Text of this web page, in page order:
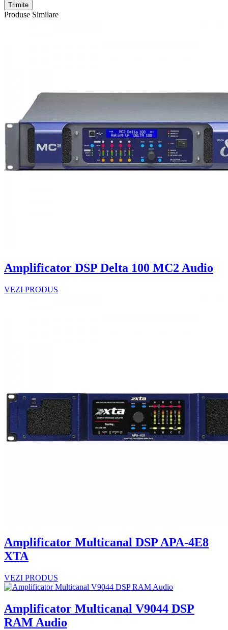
Trimite
Produse Similare
Amplificator DSP Delta 100 MC2 Audio
VEZI PRODUS
Amplificator Multicanal DSP APA-4E8
XTA
VEZI PRODUS
Amplificator Multicanal V9044 DSP
RAM Audio